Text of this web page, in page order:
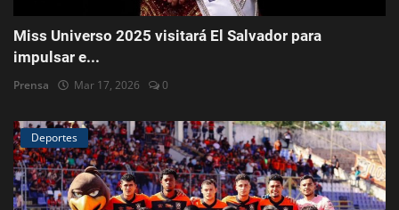
Miss Universo 2025 visitará El Salvador para
impulsar e...
Prensa Mar 17, 2026 0
Deportes